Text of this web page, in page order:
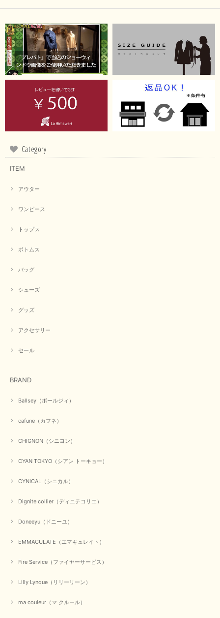
Category
ITEM
アウター
ワンピース
トップス
ボトムス
バッグ
シューズ
グッズ
アクセサリー
セール
BRAND
Ballsey（ボールジィ）
cafune（カフネ）
CHIGNON（シニヨン）
CYAN TOKYO（シアン トーキョー）
CYNICAL（シニカル）
Dignite collier（ディニテコリエ）
Doneeyu（ドニーユ）
EMMACULATE（エマキュレイト）
Fire Service（ファイヤーサービス）
Lilly Lynque（リリーリーン）
ma couleur（マ クルール）